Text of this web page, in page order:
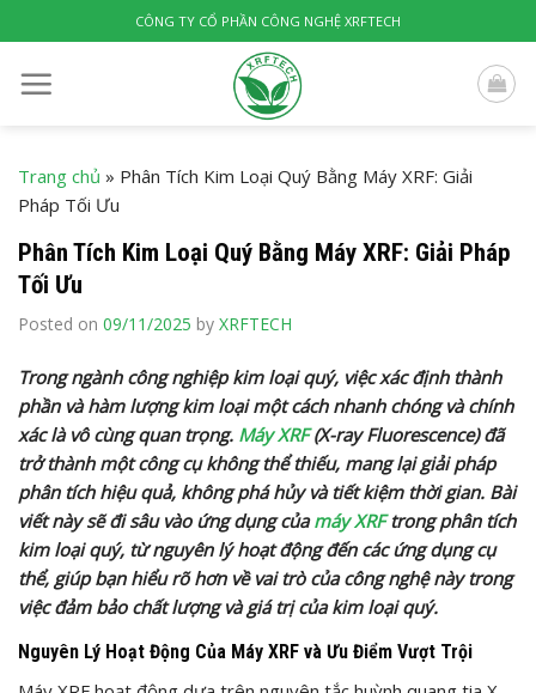
to
content
CÔNG TY CỔ PHẦN CÔNG NGHỆ XRFTECH
Trang chủ » Phân Tích Kim Loại Quý Bằng Máy XRF: Giải
Pháp Tối Ưu
Phân Tích Kim Loại Quý Bằng Máy XRF: Giải Pháp
Tối Ưu
Posted on 09/11/2025 by XRFTECH
Trong ngành công nghiệp kim loại quý, việc xác định thành
phần và hàm lượng kim loại một cách nhanh chóng và chính
xác là vô cùng quan trọng. Máy XRF(X-ray Fluorescence) đã
trở thành một công cụ không thể thiếu, mang lại giải pháp
phân tích hiệu quả, không phá hủy và tiết kiệm thời gian. Bài
viết này sẽ đi sâu vào ứng dụng củamáy XRFtrong phân tích
kim loại quý, từ nguyên lý hoạt động đến các ứng dụng cụ
thể, giúp bạn hiểu rõ hơn về vai trò của công nghệ này trong
việc đảm bảo chất lượng và giá trị của kim loại quý.
Nguyên Lý Hoạt Động Của Máy XRF và Ưu Điểm Vượt Trội